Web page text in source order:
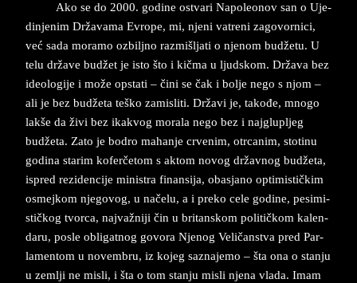
Ako se do 2000. go­di­ne ostva­ri Na­po­le­o­nov san o Uje­
din­je­nim Država­ma Evro­pe, mi, nje­ni va­tre­ni za­go­vor­ni­ci,
već sada mo­ra­mo ozbil­jno raz­mi­šlja­ti o nje­nom bud­že­tu. U
telu države budžet je isto što i kičma u ljud­skom. Država bez
ide­o­lo­gi­je i može op­sta­ti – čini se čak i bol­je nego s njom –
ali je bez budžeta teško za­mi­sli­ti. Državi je, takođe, mno­go
lakše da živi bez ika­kvog mo­ra­la nego bez i naj­glu­pljeg
budžeta. Za­to je bo­dro ma­han­je cr­ve­nim, otr­ca­nim, stot­inu
go­di­na sta­rim ko­ferčetom s ak­tom no­vog držav­nog budžeta,
is­pred re­zi­den­ci­je mi­ni­stra finan­si­ja, oba­sja­no op­ti­mi­stičkim
osmej­kom nje­go­vog, u načelu, a i pre­ko cele go­di­ne, pe­si­mi­
stičkog tvor­ca, naj­važniji čin u bri­tan­skom po­li­tičkom ka­len­
da­ru, po­sle obli­gat­nog go­vo­ra Nje­nog Veličan­stva pred Par­
la­men­tom u no­vem­bru, iz ko­jeg sa­zna­je­mo – šta ona o stan­ju
u zem­lji ne mi­sli, i šta o tom stan­ju mi­sli nje­na vla­da. Imam